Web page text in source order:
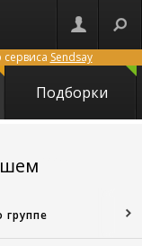
Sendsay
Подборки
группе